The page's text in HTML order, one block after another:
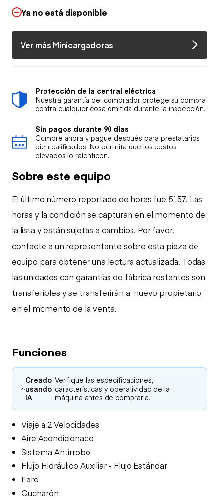
Ya no está disponible
Ver más Minicargadoras
Protección de la central eléctrica
Nuestra garantía del comprador protege su compra
contra cualquier cosa omitida durante la inspección.
Sin pagos durante 90 días
Compre ahora y pague después para prestatarios
bien calificados. No permita que los costos
elevados lo ralenticen.
Sobre este equipo
El último número reportado de horas fue 5157. Las
horas y la condición se capturan en el momento de
la lista y están sujetas a cambios. Por favor,
contacte a un representante sobre esta pieza de
equipo para obtener una lectura actualizada. Todas
las unidades con garantías de fábrica restantes son
transferibles y se transferirán al nuevo propietario
en el momento de la venta.
Funciones
Creado
usando
IA
Verifique las especificaciones,
características y operatividad de la
máquina antes de comprarla.
Viaje a 2 Velocidades
Aire Acondicionado
Sistema Antirrobo
Flujo Hidráulico Auxiliar - Flujo Estándar
Faro
Cucharón